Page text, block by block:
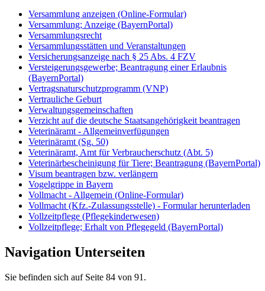
Versammlung anzeigen (Online-Formular)
Versammlung; Anzeige (BayernPortal)
Versammlungsrecht
Versammlungsstätten und Veranstaltungen
Versicherungsanzeige nach § 25 Abs. 4 FZV
Versteigerungsgewerbe; Beantragung einer Erlaubnis
(BayernPortal)
Vertragsnaturschutzprogramm (VNP)
Vertrauliche Geburt
Verwaltungsgemeinschaften
Verzicht auf die deutsche Staatsangehörigkeit beantragen
Veterinäramt - Allgemeinverfügungen
Veterinäramt (Sg. 50)
Veterinäramt, Amt für Verbraucherschutz (Abt. 5)
Veterinärbescheinigung für Tiere; Beantragung (BayernPortal)
Visum beantragen bzw. verlängern
Vogelgrippe in Bayern
Vollmacht - Allgemein (Online-Formular)
Vollmacht (Kfz.-Zulassungsstelle) - Formular herunterladen
Vollzeitpflege (Pflegekinderwesen)
Vollzeitpflege; Erhalt von Pflegegeld (BayernPortal)
Navigation Unterseiten
Sie befinden sich auf Seite 84 von 91.